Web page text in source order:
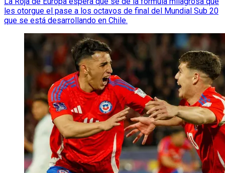
les otorgue el pase a los octavos de final del Mundial Sub 20
que se está desarrollando en Chile.